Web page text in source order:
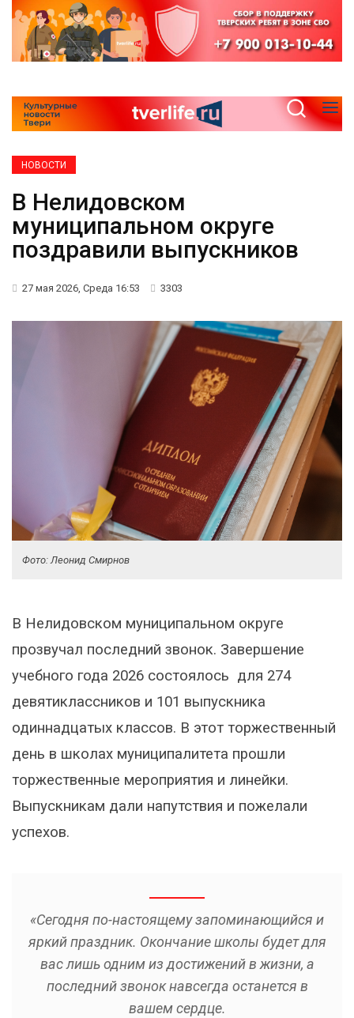
НОВОСТИ
В Нелидовском
муниципальном округе
поздравили выпускников
27 мая 2026, Среда 16:53 3303
Фото: Леонид Смирнов
В Нелидовском муниципальном округе
прозвучал последний звонок. Завершение
учебного года 2026 состоялось для 274
девятиклассников и 101 выпускника
одиннадцатых классов. В этот торжественный
день в школах муниципалитета прошли
торжественные мероприятия и линейки.
Выпускникам дали напутствия и пожелали
успехов.
«Сегодня по-настоящему запоминающийся и
яркий праздник. Окончание школы будет для
вас лишь одним из достижений в жизни, а
последний звонок навсегда останется в
вашем сердце.